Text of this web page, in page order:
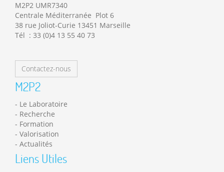
M2P2 UMR7340
Centrale Méditerranée Plot 6
38 rue Joliot-Curie 13451 Marseille
Tél : 33 (0)4 13 55 40 73
Contactez-nous
M2P2
Le Laboratoire
Recherche
Formation
Valorisation
Actualités
Liens Utiles